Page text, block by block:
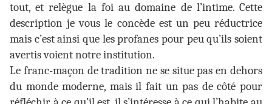
tout, et relègue la foi au domaine de l’intime. Cette
description je vous le concède est un peu réductrice
mais c’est ainsi que les profanes pour peu qu’ils soient
avertis voient notre institution.
Le franc-maçon de tradition ne se situe pas en dehors
du monde moderne, mais il fait un pas de côté pour